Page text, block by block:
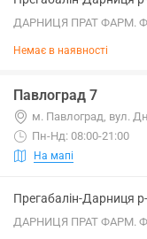
ДАРНИЦЯ ПРАТ ФАРМ.
Немає в наявності
Павлоград 7
м. Павлоград, вул.
Пн-Нд: 08:00-21:00
На мапі
Прегабалін-Дарниця
ДАРНИЦЯ ПРАТ ФАРМ.